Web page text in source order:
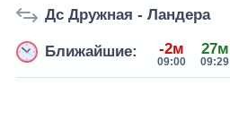
Дс Дружная - Ландера
Ближайшие: -2м
09:00
27м
09:29